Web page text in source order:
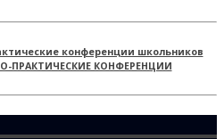
ПРАКТИЧЕСКИЕ КОНФЕРЕНЦИИ